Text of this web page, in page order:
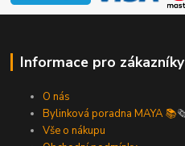
Informace pro zákazníky
O nás
Bylinková poradna MAYA 📚
Vše o nákupu